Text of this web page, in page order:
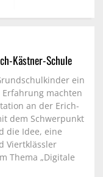
Kästner-Schule
ein
machten
an der Erich-
dem Schwerpunkt
die Idee, eine
Viertklässler
Thema „Digitale